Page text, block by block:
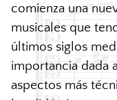
comienza una
musicales que
últimos siglos
importancia dada
aspectos más